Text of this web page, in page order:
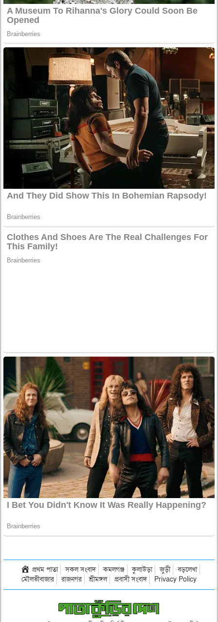
প্রথম পাতা সকল সংবাদ কমলগঞ্জ কুলাউড়া জুড়ী
বড়লেখা
মৌলভীবাজার
রাজনগর শ্রীমঙ্গল প্রবাসী সংবাদ Privacy Policy